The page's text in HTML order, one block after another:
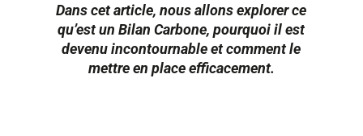
Dans cet article, nous allons explorer ce
qu’est un Bilan Carbone, pourquoi il est
devenu incontournable et comment le
mettre en place efficacement.